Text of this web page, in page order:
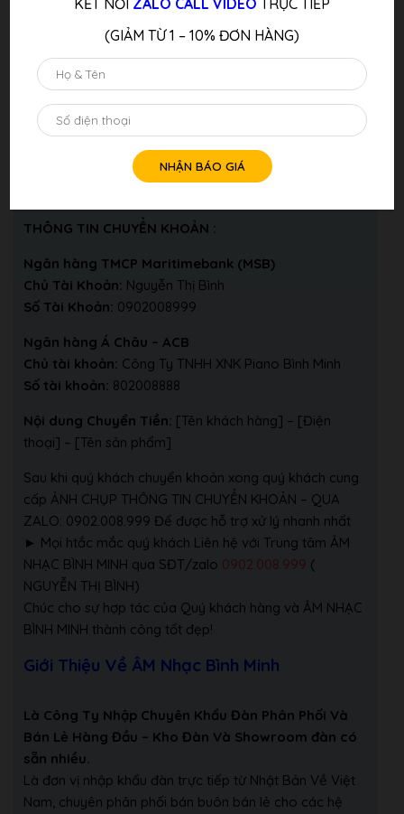
Thanh Toán Như Sau:
1, Mua hàng và thanh toán trực tiếp tại shop bằng tiền mặt,
chuyển khoản, quẹt thẻ, trả góp
2, Thanh toán tiền mặt cho nhân viên giao hàng, lắp đặt tại
nhà khách hàng
3, Thanh toán COD:
Quý khách chuyển khoản đặt cọc và thanh toán số tiền
còn lại tại nhà cho bên vận chuyển khi nhận hàng
THÔNG TIN CHUYỂN KHOẢN :
Ngân hàng TMCP Maritimebank (MSB)
Chủ Tài Khoản: Nguyễn Thị Bình
Số Tài Khoản: 0902008999
Ngân hàng Á Châu – ACB
Chủ tài khoản: Công Ty TNHH XNK Piano Bình Minh
Số tài khoản: 802008888
Nội dung Chuyển Tiền: [Tên khách hàng] – [Điện
thoại] – [Tên sản phẩm]
Sau khi quý khách chuyển khoản xong quý khách cung
cấp ẢNH CHỤP THÔNG TIN CHUYỂN KHOẢN – QUA
ZALO: 0902.008.999 Để được hỗ trợ xử lý nhanh nhất
► Mọi htắc mắc quý khách Liên hệ với Trung tâm ÂM
NHẠC BÌNH MINH qua SĐT/zalo 0902.008.999 (
NGUYỄN THỊ BÌNH)
Chúc cho sự hợp tác của Quý khách hàng và ÂM NHẠC
BÌNH MINH thành công tốt đẹp!
Giới Thiệu Về ÂM Nhạc Bình Minh
Là Công Ty Nhập Chuyên Khẩu Đàn Phân Phối Và
Bán Lẻ Hàng Đầu – Kho Đàn Và Showroom đàn có
sẵn nhiều.
Là đơn vị nhập khẩu đàn trực tiếp từ Nhật Bản Về Việt
Nam, chuyên phân phối bán buôn bán lẻ cho các hệ
KẾT NỐI ZALO CALL VIDEO TRỰC TIẾP
(GIẢM TỪ 1 – 10% ĐƠN HÀNG)